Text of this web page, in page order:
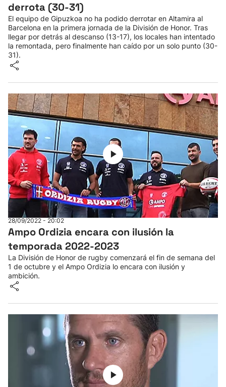
derrota (30-31)
El equipo de Gipuzkoa no ha podido derrotar en Altamira al
Barcelona en la primera jornada de la División de Honor. Tras
llegar por detrás al descanso (13-17), los locales han intentado
la remontada, pero finalmente han caído por un solo punto (30-
31).
28/09/2022 - 20:02
Ampo Ordizia encara con ilusión la
temporada 2022-2023
La División de Honor de rugby comenzará el fin de semana del
1 de octubre y el Ampo Ordizia lo encara con ilusión y
ambición.